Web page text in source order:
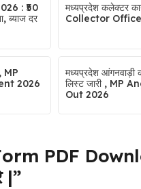
: ₹50
ब्याज दर
मध्यप्रदेश कलेक्टर
Collector
MP
2026
मध्यप्रदेश आंगनवाड़ी
लिस्ट जारी , MP
Out 2026
PDF
|”